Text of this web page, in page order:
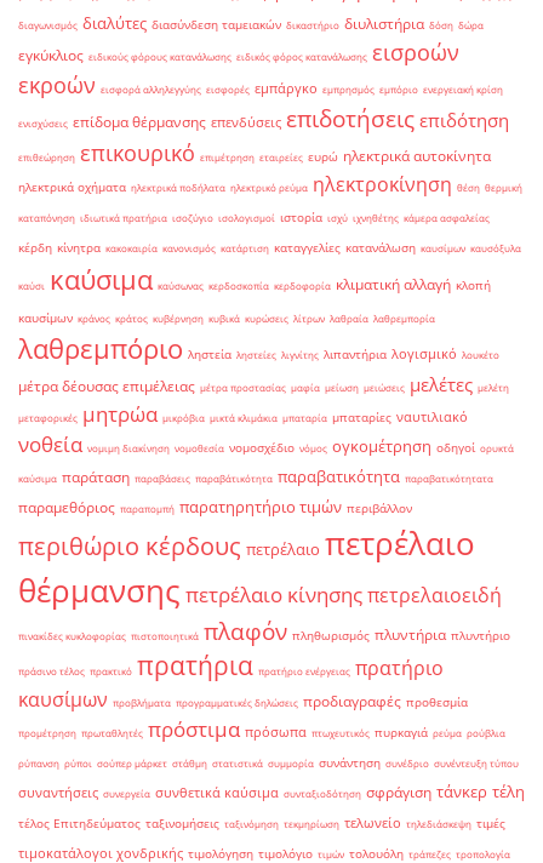
διαγωνισμός διαλύτες διασύνδεση ταμειακών δικαστήριο διυλιστήρια δόση δώρα
εγκύκλιος ειδικούς φόρους κατανάλωσης ειδικός φόρος κατανάλωσης εισροών
εκροών εισφορά αλληλεγγύης εισφορές εμπάργκο εμπρησμός εμπόριο ενεργειακή κρίση
ενισχύσεις επίδομα θέρμανσης επενδύσεις επιδοτήσεις επιδότηση
επιθεώρηση επικουρικό επιμέτρηση εταιρείες ευρώ ηλεκτρικά αυτοκίνητα
ηλεκτρικά οχήματα ηλεκτρικά ποδήλατα ηλεκτρικό ρεύμα ηλεκτροκίνηση θέση θερμική
καταπόνηση ιδιωτικά πρατήρια ισοζύγιο ισολογισμοί ιστορία ισχύ ιχνηθέτης κάμερα ασφαλείας
κέρδη κίνητρα κακοκαιρία κανονισμός κατάρτιση καταγγελίες κατανάλωση καυσίμων καυσόξυλα
καύσι καύσιμα καύσωνας κερδοσκοπία κερδοφορία κλιματική αλλαγή κλοπή
καυσίμων κράνος κράτος κυβέρνηση κυβικά κυρώσεις λίτρων λαθραία λαθρεμπορία
λαθρεμπόριο ληστεία ληστείες λιγνίτης λιπαντήρια λογισμικό λουκέτο
μέτρα δέουσας επιμέλειας μέτρα προστασίας μαφία μείωση μειώσεις μελέτες μελέτη
μεταφορικές μητρώα μικρόβια μικτά κλιμάκια μπαταρία μπαταρίες ναυτιλιακό
νοθεία νομιμη διακίνηση νομοθεσία νομοσχέδιο νόμος ογκομέτρηση οδηγοί ορυκτά
καύσιμα παράταση παραβάσεις παραβάτικότητα παραβατικότητα παραβατικότητατα
παραμεθόριος παραπομπή παρατηρητήριο τιμών περιβάλλον
περιθώριο κέρδους πετρέλαιο πετρέλαιο
θέρμανσης πετρέλαιο κίνησηςπετρελαιοειδή
πινακίδες κυκλοφορίας πιστοποιητικά πλαφόν πληθωρισμός πλυντήρια πλυντήριο
πράσινο τέλος πρακτικό πρατήρια πρατήριο ενέργειας πρατήριο
καυσίμων προβλήματα προγραμματικές δηλώσεις προδιαγραφές προθεσμία
προμέτρηση πρωταθλητές πρόστιμα πρόσωπα πτωχευτικός πυρκαγιά ρεύμα ρούβλια
ρύπανση ρύποι σούπερ μάρκετ στάθμη στατιστικά συμμορία συνάντηση συνέδριο συνέντευξη τύπου
συναντήσεις συνεργεία συνθετικά καύσιμα συνταξιοδότηση σφράγιση τάνκερ τέλη
τέλος Επιτηδεύματος ταξινομήσεις ταξινόμηση τεκμηρίωση τελωνείο τηλεδιάσκεψη τιμές
τιμοκατάλογοι χονδρικής τιμολόγηση τιμολόγιο τιμών τολουόλη τράπεζες τροπολογία